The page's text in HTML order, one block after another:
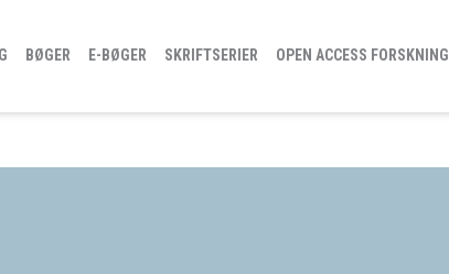
BØGER E-BØGER SKRIFTSERIER OPEN ACCESS FORSKNING